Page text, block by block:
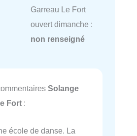
Garreau Le Fort
ouvert dimanche :
non renseigné
Solange
Fort :
école de danse. La